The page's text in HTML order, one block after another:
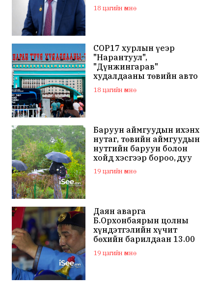
18 цагийн өмнө
COP17 хурлын үеэр
"Нарантуул",
"Дүнжингарав"
худалдааны төвийн авто
зогсоолыг хаана
18 цагийн өмнө
Баруун аймгуудын ихэнх
нутаг, төвийн аймгуудын
нутгийн баруун болон
хойд хэсгээр бороо, дуу
цахилгаантай аадар бороо
19 цагийн өмнө
Даян аварга
Б.Орхонбаярын цолны
хүндэтгэлийн хүчит
бөхийн барилдаан 13.00
цагаас эхэлнэ
19 цагийн өмнө